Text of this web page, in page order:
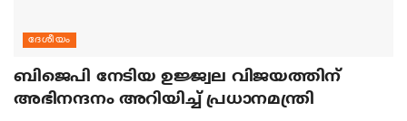
ദേശീയം
ബിജെപി നേടിയ ഉജ്ജ്വല വിജയത്തിന്
അഭിനന്ദനം അറിയിച്ച് പ്രധാനമന്ത്രി